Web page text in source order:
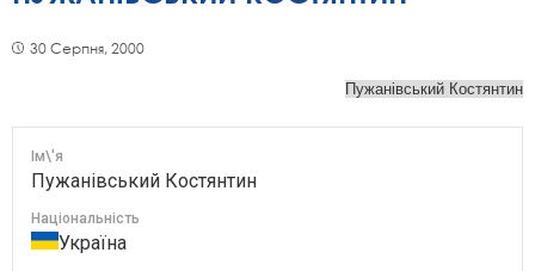
30 Серпня, 2000
Ім\'я
Пужанівський Костянтин
Національність
Україна